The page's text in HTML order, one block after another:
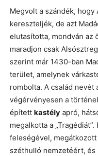
Megvolt a szándék,
kereszteljék, de azt
elutasította, mondván az
maradjon csak
szerint már 1430-ban
terület, amelynek
rombolta. A család nevét
végérvényesen a
épített kastély apró,
megalkotta a
feleségével,
széthulló nemzetéért,